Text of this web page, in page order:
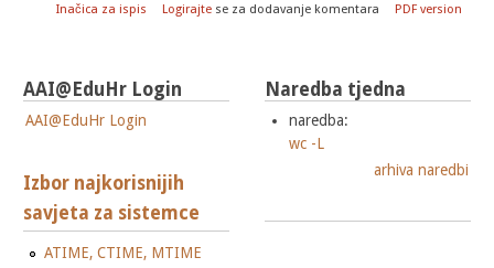
Inačica za ispis Logirajte se za dodavanje komentara PDF version
AAI@EduHr Login
AAI@EduHr Login
Izbor najkorisnijih
savjeta za sistemce
ATIME, CTIME, MTIME
Naredba tjedna
naredba:
wc -L
arhiva naredbi